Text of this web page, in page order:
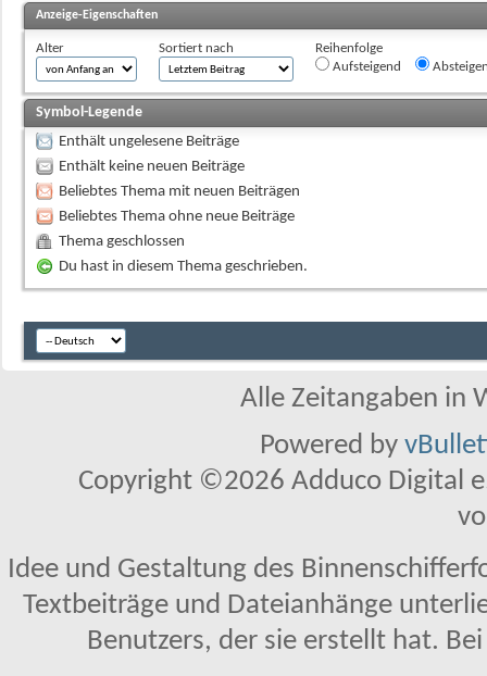
Anzeige-Eigenschaften
Alter Sortiert nach
Reihenfolge
Aufsteigend
Symbol-Legende
Enthält ungelesene Beiträge
Enthält keine neuen Beiträge
Beliebtes Thema mit neuen Beiträgen
Beliebtes Thema ohne neue Beiträge
Thema geschlossen
Du hast in diesem Thema geschrieben.
Alle Zeitangaben in
Powered by
Copyright ©2026 Adduco Digital
Idee und Gestaltung des
Textbeiträge und Dateianhänge
Benutzers, der sie erstellt hat.